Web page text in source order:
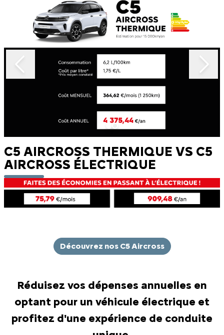
C5 AIRCROSS THERMIQUE VS C5
AIRCROSS ÉLECTRIQUE
Découvrez nos C5 Aircross
Réduisez vos dépenses annuelles en
optant pour un véhicule électrique et
profitez d'une expérience de conduite